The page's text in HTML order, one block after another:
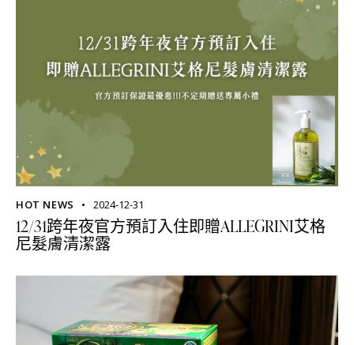
HOT NEWS 2024-12-31
12/31跨年夜官方預訂入住即贈ALLEGRINI艾格
尼髮膚清潔露